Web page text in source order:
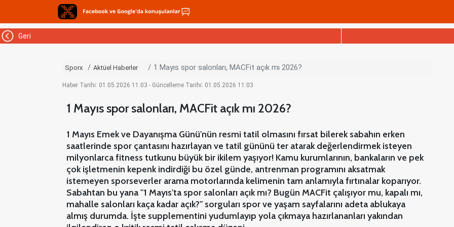
Geri
Sporx Aktüel Haberler 1 Mayıs spor salonları, MACFit açık mı 2026?
Haber Tarihi: 01.05.2026 11:03 - Güncelleme Tarihi: 01.05.2026 11:03
1 Mayıs spor salonları, MACFit açık mı 2026?
1 Mayıs Emek ve Dayanışma Günü'nün resmi tatil olmasını fırsat bilerek sabahın erken
saatlerinde spor çantasını hazırlayan ve tatil gününü ter atarak değerlendirmek isteyen
milyonlarca fitness tutkunu büyük bir ikilem yaşıyor! Kamu kurumlarının, bankaların ve pek
çok işletmenin kepenk indirdiği bu özel günde, antrenman programını aksatmak
istemeyen sporseverler arama motorlarında kelimenin tam anlamıyla fırtınalar koparıyor.
Sabahtan bu yana "1 Mayıs'ta spor salonları açık mı? Bugün MACFit çalışıyor mu, kapalı mı,
mahalle salonları kaça kadar açık?" sorguları spor ve yaşam sayfalarını adeta ablukaya
almış durumda. İşte supplementini yudumlayıp yola çıkmaya hazırlananları yakından